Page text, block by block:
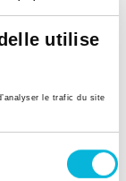
utilise
le trafic du site